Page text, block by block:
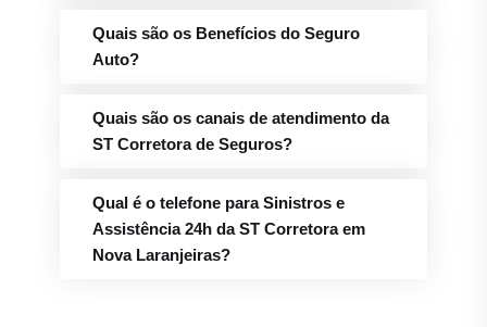
Quais são os Benefícios do Seguro
Auto?
Quais são os canais de atendimento da
ST Corretora de Seguros?
Qual é o telefone para Sinistros e
Assistência 24h da ST Corretora em
Nova Laranjeiras?